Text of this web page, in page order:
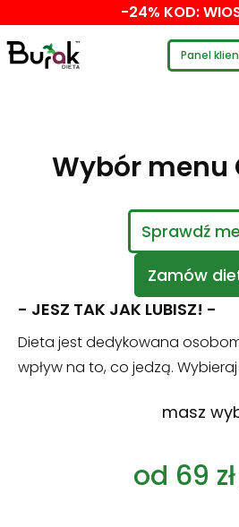
-24% KOD:
Panel
Wybór menu
Sprawdź
Zamów
- JESZ TAK JAK LUBISZ! -
Dieta jest dedykowana
wpływ na to, co jedzą.
masz
od 69 zł